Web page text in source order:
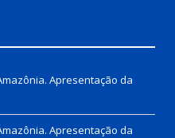
Apresentação da
Apresentação da